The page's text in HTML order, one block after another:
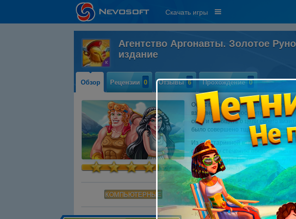
Скачать игры
Агентство Аргонавты. Золотое
издание
Обзор Рецензии 0 Отзывы 6 Прохождение 0
КОМПЬЮТЕРНЫЕ
Офис главы востребованного
взволнованного посетителя.
себя и сообщить о цели своего
было совершено тщательно
Из его старинной коллекции
странному стечению
коллекционера. Не теряя ни минуты,
Джеймсом приступает к
Коллекционное издание игры
- Десятки интересных уровней
- Веселый сюжет, проработанные
- Разнообразные задания и
- Красочная графика и приятная